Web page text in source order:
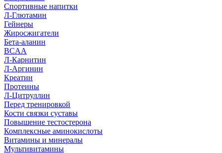
Спортивные напитки
Л-Глютамин
Гейнеры
Жиросжигатели
Бета-аланин
BCAA
Л-Карнитин
Л-Аргинин
Креатин
Протеины
Л-Цитруллин
Перед тренировкой
Кости связки суставы
Повышение тестостерона
Комплексные аминокислоты
Витамины и минералы
Мультивитамины